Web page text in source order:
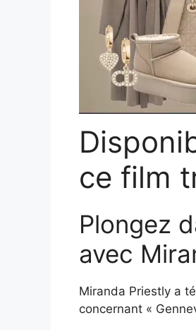
ce film
Plongez
avec
Miranda Priestly a
concernant «